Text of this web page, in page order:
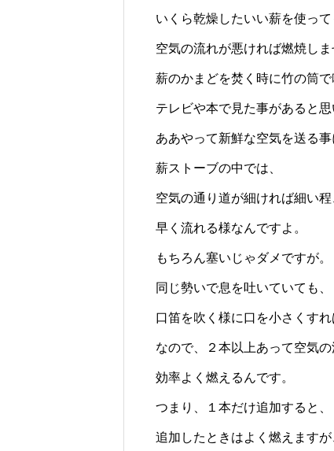
いくら乾燥したいい薪を使って
空気の流れが悪ければ燃焼しま
薪のかまどを焚く時に竹の筒
テレビや本で見た事があると思
ああやって新鮮な空気を送る事
薪ストーブの中では、
空気の通り道が細ければ細い程
早く流れる様なんですよ。
もちろん塞いじゃダメですが。
同じ勢いで息を吐いていても、
口笛を吹く様に口を小さくす
なので、２本以上あって空気
効率よく燃えるんです。
つまり、１本だけ追加すると、
追加したときはよく燃えますが